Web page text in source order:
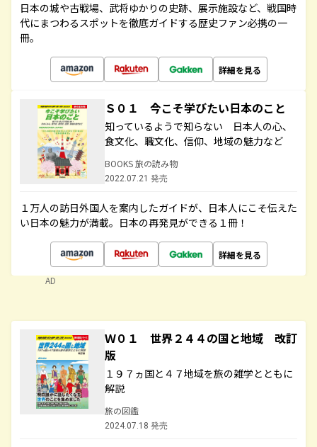
日本の城や古戦場、武将ゆかりの史跡、展示施設など、戦国時
代にまつわるスポットを徹底ガイドする歴史ファン必携の一
冊。
詳細を見る
Ｓ０１ 今こそ学びたい日本のこと
知っているようで知らない 日本人の心、
食文化、職文化、信仰、地域の魅力など
BOOKS 旅の読み物
2022.07.21 発売
１万人の訪日外国人を案内したガイドが、日本人にこそ伝えた
い日本の魅力が満載。日本の再発見ができる１冊！
詳細を見る
AD
Ｗ０１ 世界２４４の国と地域 改訂
版
１９７ヵ国と４７地域を旅の雑学とともに
解説
旅の図鑑
2024.07.18 発売